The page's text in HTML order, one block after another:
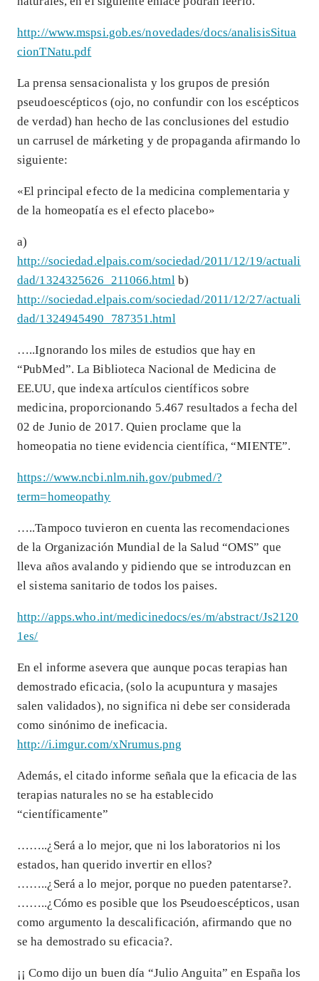
http://www.mspsi.gob.es/novedades/docs/analisisSitua
cionTNatu.pdf
La prensa sensacionalista y los grupos de presión
pseudoescépticos (ojo, no confundir con los escépticos
de verdad) han hecho de las conclusiones del estudio
un carrusel de márketing y de propaganda afirmando lo
siguiente:
«El principal efecto de la medicina complementaria y
de la homeopatía es el efecto placebo»
a)
http://sociedad.elpais.com/sociedad/2011/12/19/actuali
dad/1324325626_211066.htmlb)
http://sociedad.elpais.com/sociedad/2011/12/27/actuali
dad/1324945490_787351.html
…..Ignorando los miles de estudios que hay en
“PubMed”. La Biblioteca Nacional de Medicina de
EE.UU, que indexa artículos científicos sobre
medicina, proporcionando 5.467 resultados a fecha del
02 de Junio de 2017. Quien proclame que la
homeopatia no tiene evidencia científica, “MIENTE”.
https://www.ncbi.nlm.nih.gov/pubmed/?
term=homeopathy
…..Tampoco tuvieron en cuenta las recomendaciones
de la Organización Mundial de la Salud “OMS” que
lleva años avalando y pidiendo que se introduzcan en
el sistema sanitario de todos los paises.
http://apps.who.int/medicinedocs/es/m/abstract/Js2120
1es/
En el informe asevera que aunque pocas terapias han
demostrado eficacia, (solo la acupuntura y masajes
salen validados), no significa ni debe ser considerada
como sinónimo de ineficacia.
http://i.imgur.com/xNrumus.png
Además, el citado informe señala que la eficacia de las
terapias naturales no se ha establecido
“científicamente”
……..¿Será a lo mejor, que ni los laboratorios ni los
estados, han querido invertir en ellos?
……..¿Será a lo mejor, porque no pueden patentarse?.
……..¿Cómo es posible que los Pseudoescépticos, usan
como argumento la descalificación, afirmando que no
se ha demostrado su eficacia?.
¡¡ Como dijo un buen día “Julio Anguita” en España los